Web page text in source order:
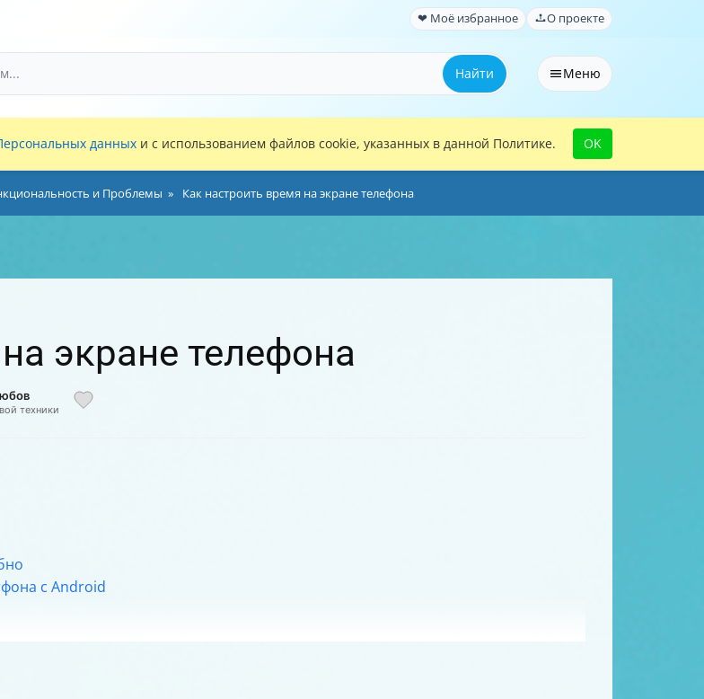
❤ Моё избранное О проекте
Найти Меню
данных и с использованием файлов cookie, указанных в данной Политике. OK
и Проблемы Как настроить время на экране телефона
экране телефона
техники
с Android
работает